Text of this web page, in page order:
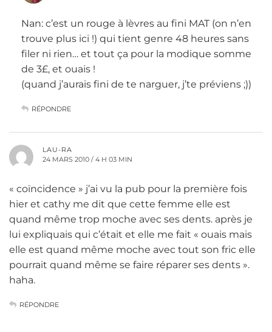
Nan: c’est un rouge à lèvres au fini MAT (on n’en
trouve plus ici !) qui tient genre 48 heures sans
filer ni rien… et tout ça pour la modique somme
de 3£, et ouais !
(quand j’aurais fini de te narguer, j’te préviens ;))
RÉPONDRE
LAU-RA
24 MARS 2010 / 4 H 03 MIN
« coïncidence » j’ai vu la pub pour la première fois
hier et cathy me dit que cette femme elle est
quand même trop moche avec ses dents. après je
lui expliquais qui c’était et elle me fait « ouais mais
elle est quand même moche avec tout son fric elle
pourrait quand même se faire réparer ses dents ».
haha.
RÉPONDRE